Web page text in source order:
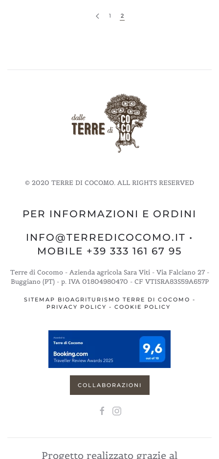
1 2
© 2020 TERRE DI COCOMO. ALL RIGHTS RESERVED
PER INFORMAZIONI E ORDINI
INFO@TERREDICOCOMO.IT •
MOBILE +39 333 161 67 95
Terre di Cocomo - Azienda agricola Sara Viti - Via Falciano 27 -
Buggiano (PT) - p. IVA 01804980470 - CF VTISRA83S59A657P
SITEMAP BIOAGRITURISMO TERRE DI COCOMO -
PRIVACY POLICY - COOKIE POLICY
COLLABORAZIONI
Progetto realizzato grazie al